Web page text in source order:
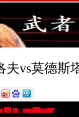
夫vs莫德斯